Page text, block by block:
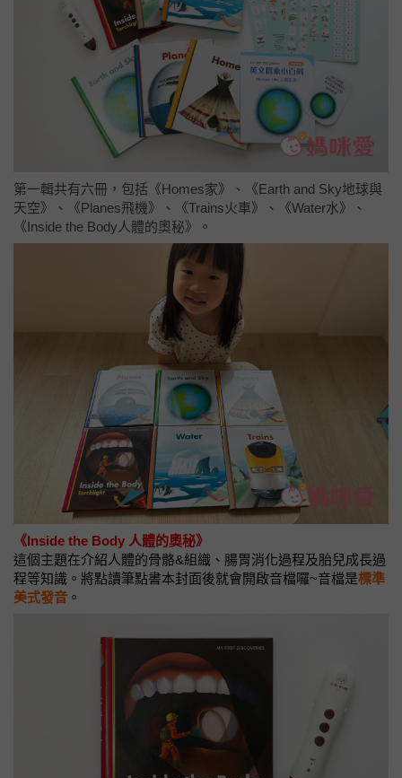
第一輯共有六冊，包括《Homes家》、《Earth and Sky地球與
天空》、《Planes飛機》、《Trains火車》、《Water水》、
《Inside the Body人體的奧秘》。
《Inside the Body 人體的奧秘》
這個主題在介紹人體的骨骼&組織、腸胃消化過程及胎兒成長過
程等知識。將點讀筆點書本封面後就會開啟音檔囉~音檔是標準
美式發音 。